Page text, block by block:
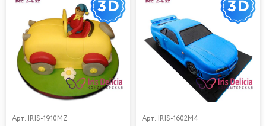
Арт. IRIS-1910MZ Арт. IRIS-1602M4